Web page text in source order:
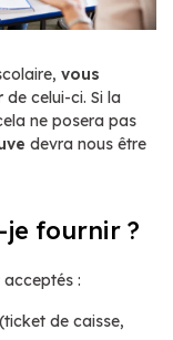
vous
de celui-ci. Si la
ne posera pas
devra nous être
je fournir ?
acceptés :
de caisse,